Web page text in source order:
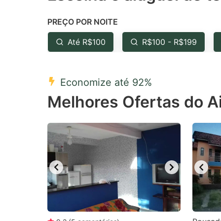
question
mark
key
get
the
shortcuts
for
changing
dates.
PREÇO POR NOITE
Até R$100 R$100 - R$199
Economize até 92%
Melhores Ofertas do